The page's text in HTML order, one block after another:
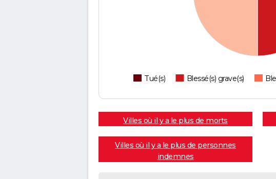
Tué(s) Blessé(s) grave(s)
Villes où il y a le plus de morts
Villes où il y a le plus de personnes
indemnes